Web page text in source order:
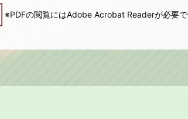
※PDFの閲覧にはAdobe Acrobat Readerが必要